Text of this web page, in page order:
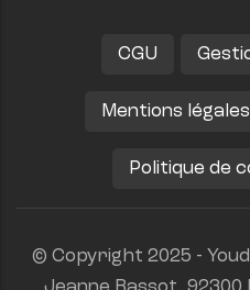
CGU
Mentions légales
Politique de
© Copyright 2025 -